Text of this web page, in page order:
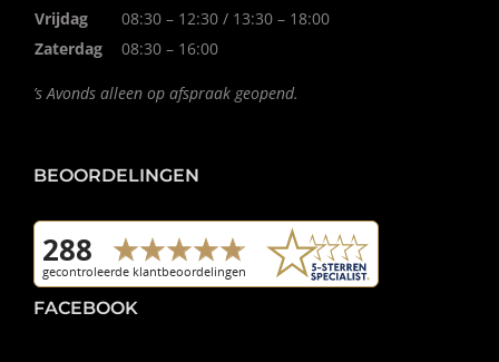
Vrijdag
08:30 – 12:30 / 13:30 – 18:00
Zaterdag
08:30 – 16:00
’s Avonds alleen op afspraak geopend.
BEOORDELINGEN
FACEBOOK